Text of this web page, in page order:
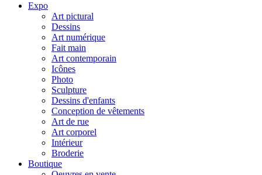
Expo
Art pictural
Dessins
Art numérique
Fait main
Art contemporain
Icônes
Photo
Sculpture
Dessins d'enfants
Conception de vêtements
Art de rue
Art corporel
Intérieur
Broderie
Boutique